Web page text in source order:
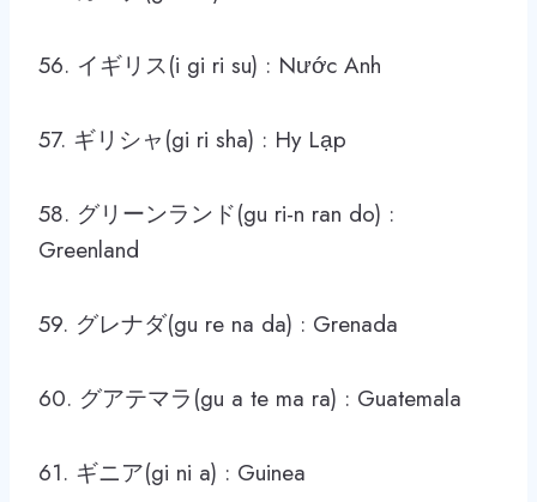
56. イギリス(i gi ri su) : Nước Anh
57. ギリシャ(gi ri sha) : Hy Lạp
58. グリーンランド(gu ri-n ran do) :
Greenland
59. グレナダ(gu re na da) : Grenada
60. グアテマラ(gu a te ma ra) : Guatemala
61. ギニア(gi ni a) : Guinea